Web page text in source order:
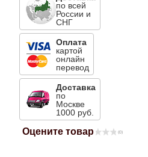
по всей
России и
СНГ
Оплата
картой
онлайн
перевод
Доставка
по
Москве
1000 руб.
Оцените товар (0)